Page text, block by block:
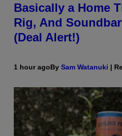
Basically a Home
Rig, And
(Deal Alert!)
1 hour agoBy Sam Watanuki |